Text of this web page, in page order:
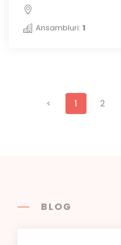
Ansambluri: 1
< 1 2
BLOG